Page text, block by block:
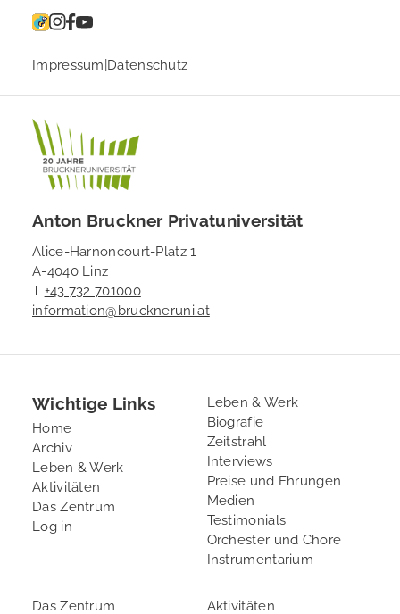
Impressum|Datenschutz
Anton Bruckner Privatuniversität
Alice-Harnoncourt-Platz 1
A-4040 Linz
T +43 732 701000
information@bruckneruni.at
Wichtige Links
Home
Archiv
Leben & Werk
Aktivitäten
Das Zentrum
User
Log in
Footer
2
Leben & Werk
Biografie
Zeitstrahl
Interviews
Preise und Ehrungen
Medien
Testimonials
Orchester und Chöre
Instrumentarium
Footer
Das Zentrum Footer
Aktivitäten